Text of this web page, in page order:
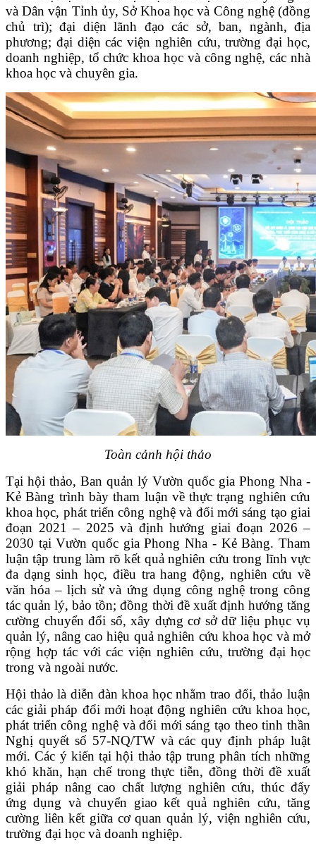
và Dân vận Tỉnh ủy, Sở Khoa học và Công nghệ (đồng
chủ trì); đại diện lãnh đạo các sở, ban, ngành, địa
phương; đại diện các viện nghiên cứu, trường đại học,
doanh nghiệp, tổ chức khoa học và công nghệ, các nhà
khoa học và chuyên gia.
Toàn cảnh hội thảo
Tại hội thảo, Ban quản lý Vườn quốc gia Phong Nha -
Kẻ Bàng trình bày tham luận về thực trạng nghiên cứu
khoa học, phát triển công nghệ và đổi mới sáng tạo giai
đoạn 2021 – 2025 và định hướng giai đoạn 2026 –
2030 tại Vườn quốc gia Phong Nha - Kẻ Bàng. Tham
luận tập trung làm rõ kết quả nghiên cứu trong lĩnh vực
đa dạng sinh học, điều tra hang động, nghiên cứu về
văn hóa – lịch sử và ứng dụng công nghệ trong công
tác quản lý, bảo tồn; đồng thời đề xuất định hướng tăng
cường chuyển đổi số, xây dựng cơ sở dữ liệu phục vụ
quản lý, nâng cao hiệu quả nghiên cứu khoa học và mở
rộng hợp tác với các viện nghiên cứu, trường đại học
trong và ngoài nước.
Hội thảo là diễn đàn khoa học nhằm trao đổi, thảo luận
các giải pháp đổi mới hoạt động nghiên cứu khoa học,
phát triển công nghệ và đổi mới sáng tạo theo tinh thần
Nghị quyết số 57-NQ/TW và các quy định pháp luật
mới. Các ý kiến tại hội thảo tập trung phân tích những
khó khăn, hạn chế trong thực tiễn, đồng thời đề xuất
giải pháp nâng cao chất lượng nghiên cứu, thúc đẩy
ứng dụng và chuyển giao kết quả nghiên cứu, tăng
cường liên kết giữa cơ quan quản lý, viện nghiên cứu,
trường đại học và doanh nghiệp.